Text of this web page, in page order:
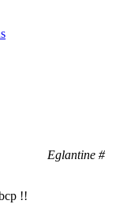
Eglantine #
!!